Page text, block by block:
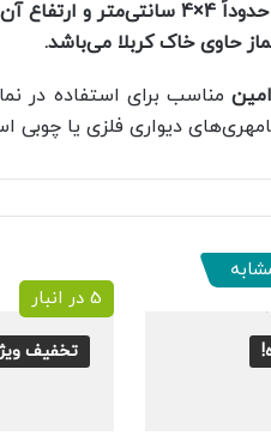
حدوداً 1 سانتی‌متر است.
حاوی خاک کربلا می‌باشد.
مناسب برای استفاده در
دیواری فلزی یا چوبی
تخفیف
5 در انبار